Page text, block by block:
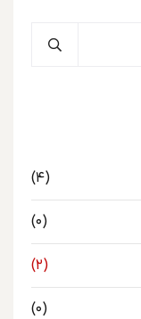
(۴)
(۰)
(۲)
(۰)